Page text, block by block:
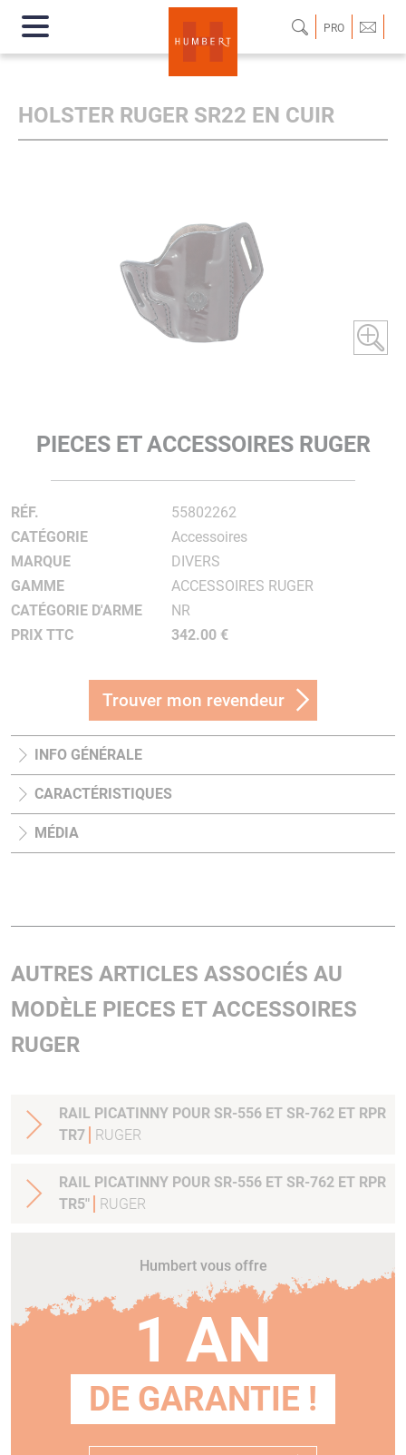
PRO
HOLSTER RUGER SR22 EN CUIR
PIECES ET ACCESSOIRES RUGER
RÉF.
55802262
CATÉGORIE
Accessoires
MARQUE
DIVERS
GAMME
ACCESSOIRES RUGER
CATÉGORIE D'ARME
NR
PRIX TTC
342.00 €
Trouver mon revendeur
INFO GÉNÉRALE
CARACTÉRISTIQUES
MÉDIA
AUTRES ARTICLES ASSOCIÉS AU
MODÈLE PIECES ET ACCESSOIRES
RUGER
RAIL PICATINNY POUR SR-556 ET SR-762 ET RPR
TR7
RUGER
RAIL PICATINNY POUR SR-556 ET SR-762 ET RPR
TR5"
RUGER
Humbert vous offre
1 AN
DE GARANTIE !